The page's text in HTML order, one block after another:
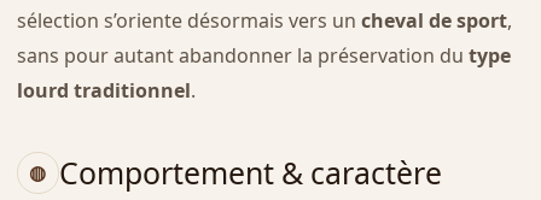
sélection s’oriente désormais vers un cheval de sport,
sans pour autant abandonner la préservation du type
lourd traditionnel.
Comportement & caractère